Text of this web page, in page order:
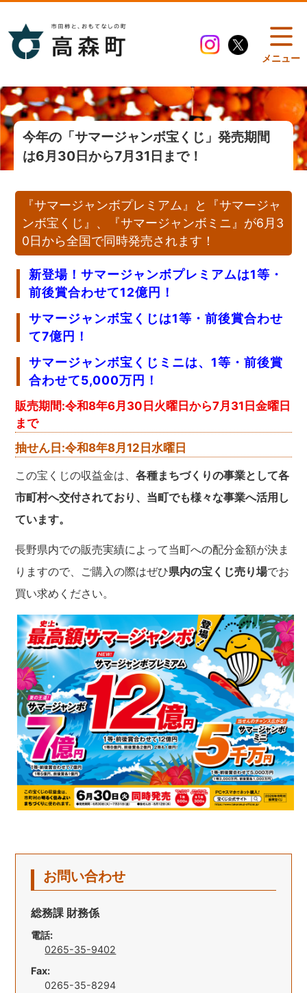
メニュー
今年の「サマージャンボ宝くじ」発売期間
は6月30日から7月31日まで！
『サマージャンボプレミアム』と『サマージャ
ンボ宝くじ』、『サマージャンボミニ』が6月3
0日から全国で同時発売されます！
新登場！サマージャンボプレミアムは1等・
前後賞合わせて12億円！
サマージャンボ宝くじは1等・前後賞合わせ
て7億円！
サマージャンボ宝くじミニは、1等・前後賞
合わせて5,000万円！
販売期間:令和8年6月30日火曜日から7月31日金曜日
まで
抽せん日:令和8年8月12日水曜日
この宝くじの収益金は、各種まちづくりの事業として各
市町村へ交付されており、当町でも様々な事業へ活用し
ています。
長野県内での販売実績によって当町への配分金額が決ま
りますので、ご購入の際はぜひ県内の宝くじ売り場でお
買い求めください。
お問い合わせ
総務課 財務係
電話:
0265-35-9402
Fax:
0265-35-8294